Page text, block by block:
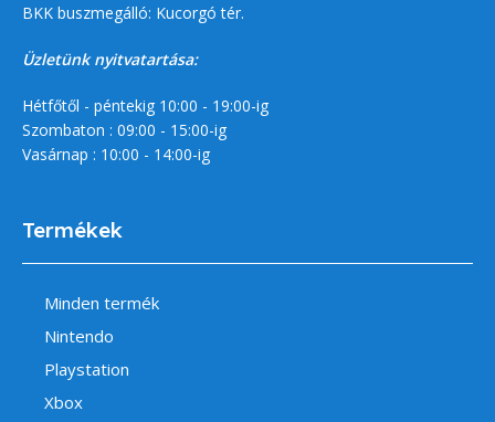
BKK buszmegálló: Kucorgó tér.
Üzletünk nyitvatartása:
Hétfőtől - péntekig 10:00 - 19:00-ig
Szombaton : 09:00 - 15:00-ig
Vasárnap : 10:00 - 14:00-ig
Termékek
Minden termék
Nintendo
Playstation
Xbox